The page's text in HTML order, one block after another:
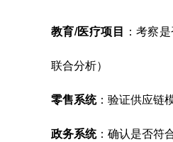
教育/医疗项目 ：考察
联合分析）
零售系统：验证供应链
政务系统：确认是否符